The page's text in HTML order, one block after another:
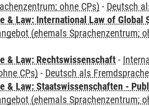
ohne CPs) - Deutsch
& Law: International Law of Global
(ehemals Sprachenzentrum;
& Law: Rechtswissenschaft -
CPs) - Deutsch als
& Law: Staatswissenschaften -
(ehemals Sprachenzentrum;